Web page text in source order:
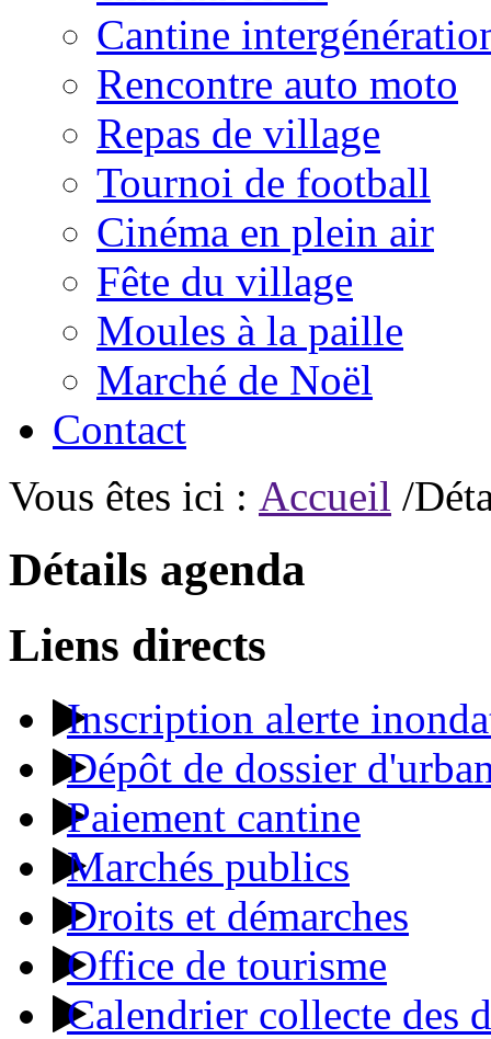
Cantine
Rencontre auto moto
Repas de village
Tournoi de football
Cinéma en plein air
Fête du village
Moules à la paille
Marché de Noël
Contact
Vous êtes ici : Accueil /
Détails agenda
Liens directs
Inscription alerte
Dépôt de dossier
Paiement cantine
Marchés publics
Droits et démarches
Office de tourisme
Calendrier collecte des